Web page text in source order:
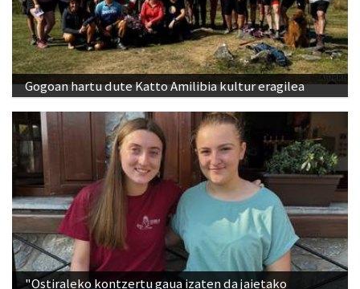
Gogoan hartu dute Katto Amilibia kultur eragilea
"Ostiraleko kontzertu gaua izaten da jaietako